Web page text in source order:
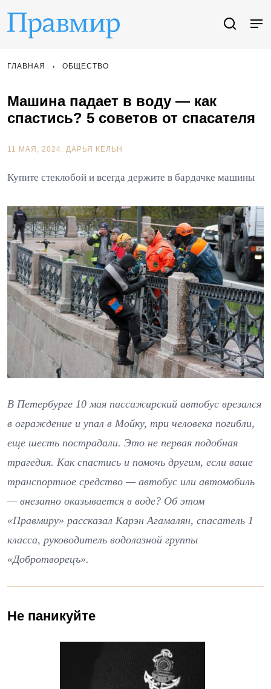
ГЛАВНАЯ ОБЩЕСТВО
Машина падает в воду — как
спастись? 5 советов от спасателя
11 МАЯ, 2024. ДАРЬЯ КЕЛЬН
Купите стеклобой и всегда держите в бардачке машины
В Петербурге 10 мая пассажирский автобус врезался
в ограждение и упал в Мойку, три человека погибли,
еще шесть пострадали. Это не первая подобная
трагедия. Как спастись и помочь другим, если ваше
транспортное средство — автобус или автомобиль
— внезапно оказывается в воде? Об этом
«Правмиру» рассказал Карэн Агамалян, спасатель 1
класса, руководитель водолазной группы
«Добротворецъ».
Не паникуйте